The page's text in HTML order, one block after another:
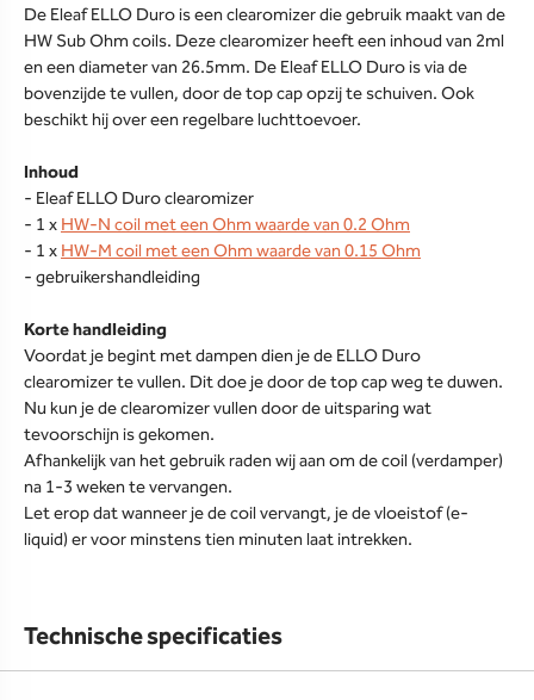
De Eleaf ELLO Duro is een clearomizer die gebruik maakt van de
HW Sub Ohm coils. Deze clearomizer heeft een inhoud van 2ml
en een diameter van 26.5mm. De Eleaf ELLO Duro is via de
bovenzijde te vullen, door de top cap opzij te schuiven. Ook
beschikt hij over een regelbare luchttoevoer.
Inhoud
- Eleaf ELLO Duro clearomizer
- 1 xHW-N coil met een Ohm waarde van 0.2 Ohm
- 1 xHW-M coil met een Ohm waarde van 0.15 Ohm
- gebruikershandleiding
Korte handleiding
Voordat je begint met dampen dien je de ELLO Duro
clearomizer te vullen. Dit doe je door de top cap weg te duwen.
Nu kun je de clearomizer vullen door de uitsparing wat
tevoorschijn is gekomen.
Afhankelijk van het gebruik raden wij aan om de coil (verdamper)
na 1-3 weken te vervangen.
Let erop dat wanneer je de coil vervangt, je de vloeistof (e-
liquid) er voor minstens tien minuten laat intrekken.
Technische specificaties